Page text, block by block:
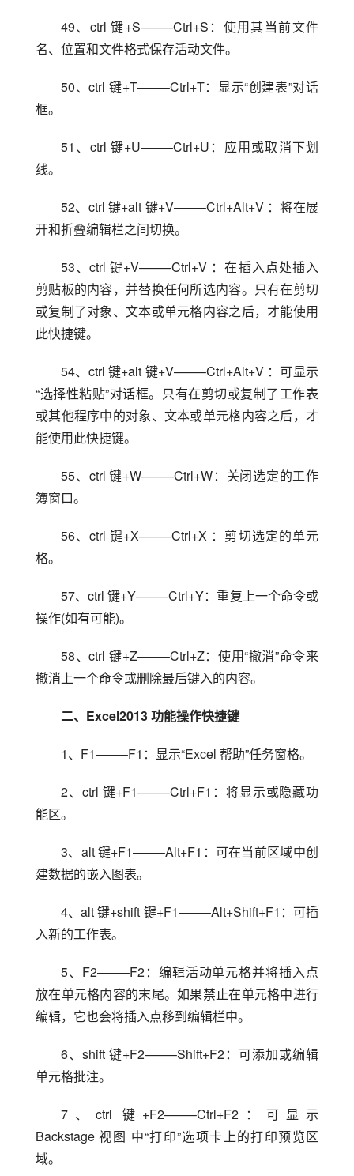
49、ctrl 键+S——–Ctrl+S：使用其当前文件
名、位置和文件格式保存活动文件。
50、ctrl 键+T——–Ctrl+T：显示“创建表”对话
框。
51、ctrl 键+U——–Ctrl+U：应用或取消下划
线。
52、ctrl 键+alt 键+V——–Ctrl+Alt+V ：将在展
开和折叠编辑栏之间切换。
53、ctrl 键+V——–Ctrl+V ：在插入点处插入
剪贴板的内容，并替换任何所选内容。只有在剪切
或复制了对象、文本或单元格内容之后，才能使用
此快捷键。
54、ctrl 键+alt 键+V——–Ctrl+Alt+V ：可显示
“选择性粘贴”对话框。只有在剪切或复制了工作表
或其他程序中的对象、文本或单元格内容之后，才
能使用此快捷键。
55、ctrl 键+W——–Ctrl+W：关闭选定的工作
簿窗口。
56、ctrl 键+X——–Ctrl+X ：剪切选定的单元
格。
57、ctrl 键+Y——–Ctrl+Y：重复上一个命令或
操作(如有可能)。
58、ctrl 键+Z——–Ctrl+Z：使用“撤消”命令来
撤消上一个命令或删除最后键入的内容。
二、Excel2013 功能操作快捷键
1、F1——–F1：显示“Excel 帮助”任务窗格。
2、ctrl 键+F1——–Ctrl+F1：将显示或隐藏功
能区。
3、alt 键+F1——–Alt+F1：可在当前区域中创
建数据的嵌入图表。
4、alt 键+shift 键+F1——–Alt+Shift+F1：可插
入新的工作表。
5、F2——–F2：编辑活动单元格并将插入点
放在单元格内容的末尾。如果禁止在单元格中进行
编辑，它也会将插入点移到编辑栏中。
6、shift 键+F2——–Shift+F2：可添加或编辑
单元格批注。
7、ctrl 键+F2——–Ctrl+F2：可显示
Backstage 视图 中“打印”选项卡上的打印预览区
域。